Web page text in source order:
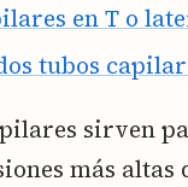
en T o
tubos
sirven
más altas